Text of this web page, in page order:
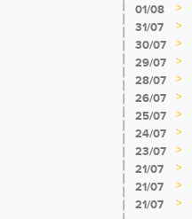
01/08
>
31/07
>
30/07
>
29/07
>
28/07
>
26/07
>
25/07
>
24/07
>
23/07
>
21/07
>
21/07
>
21/07
>